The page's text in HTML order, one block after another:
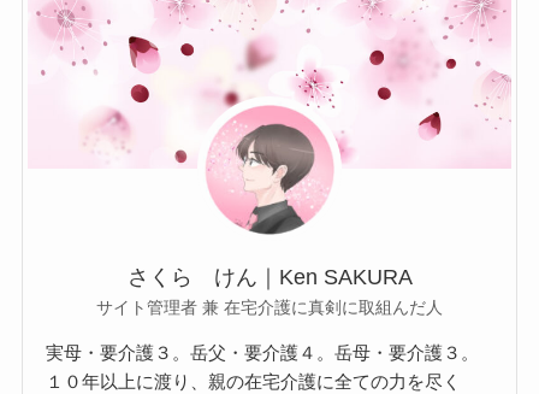
さくら けん｜Ken SAKURA
サイト管理者 兼 在宅介護に真剣に取組んだ人
実母・要介護３。岳父・要介護４。岳母・要介護３。
１０年以上に渡り、親の在宅介護に全ての力を尽く